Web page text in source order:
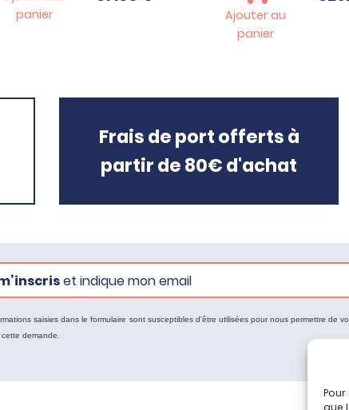
que
panier
Ajouter au
panier
Frais de port offerts à
partir de 80€ d'achat
et indique mon email
saisies dans le formulaire sont susceptibles d'être utilisées pour nous permettre de
demande.